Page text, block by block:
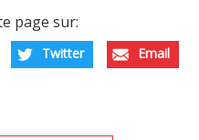
page sur:
Twitter Email